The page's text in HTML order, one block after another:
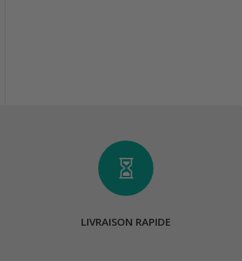

LIVRAISON RAPIDE